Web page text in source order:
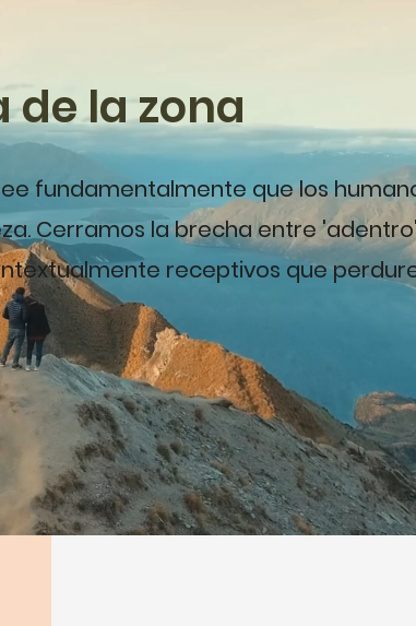
de la zona
fundamentalmente que los
Cerramos la brecha entre
receptivos que